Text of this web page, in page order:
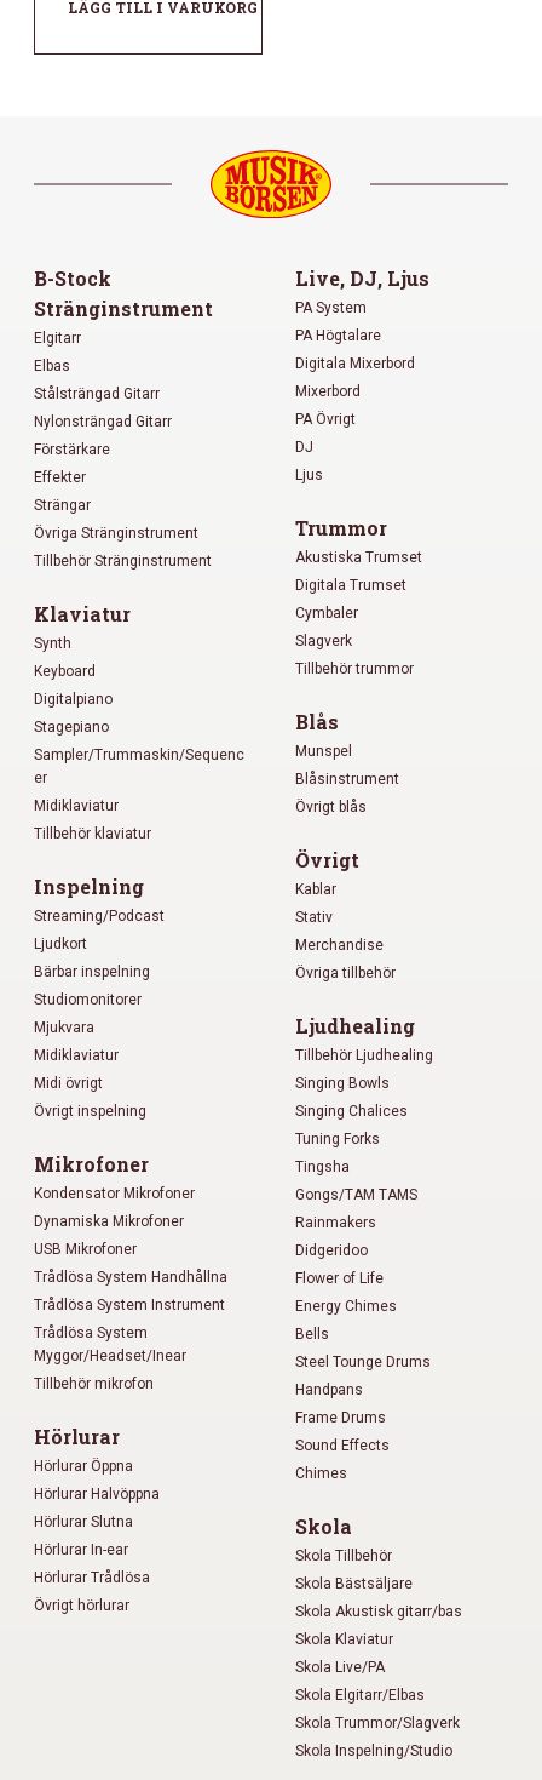
LÄGG TILL I VARUKORG
B-Stock
Stränginstrument
Elgitarr
Elbas
Stålsträngad Gitarr
Nylonsträngad Gitarr
Förstärkare
Effekter
Strängar
Övriga Stränginstrument
Tillbehör Stränginstrument
Klaviatur
Synth
Keyboard
Digitalpiano
Stagepiano
Sampler/Trummaskin/Sequenc
er
Midiklaviatur
Tillbehör klaviatur
Inspelning
Streaming/Podcast
Ljudkort
Bärbar inspelning
Studiomonitorer
Mjukvara
Midiklaviatur
Midi övrigt
Övrigt inspelning
Mikrofoner
Kondensator Mikrofoner
Dynamiska Mikrofoner
USB Mikrofoner
Trådlösa System Handhållna
Trådlösa System Instrument
Trådlösa System
Myggor/Headset/Inear
Tillbehör mikrofon
Hörlurar
Hörlurar Öppna
Hörlurar Halvöppna
Hörlurar Slutna
Hörlurar In-ear
Hörlurar Trådlösa
Övrigt hörlurar
Live, DJ, Ljus
PA System
PA Högtalare
Digitala Mixerbord
Mixerbord
PA Övrigt
DJ
Ljus
Trummor
Akustiska Trumset
Digitala Trumset
Cymbaler
Slagverk
Tillbehör trummor
Blås
Munspel
Blåsinstrument
Övrigt blås
Övrigt
Kablar
Stativ
Merchandise
Övriga tillbehör
Ljudhealing
Tillbehör Ljudhealing
Singing Bowls
Singing Chalices
Tuning Forks
Tingsha
Gongs/TAM TAMS
Rainmakers
Didgeridoo
Flower of Life
Energy Chimes
Bells
Steel Tounge Drums
Handpans
Frame Drums
Sound Effects
Chimes
Skola
Skola Tillbehör
Skola Bästsäljare
Skola Akustisk gitarr/bas
Skola Klaviatur
Skola Live/PA
Skola Elgitarr/Elbas
Skola Trummor/Slagverk
Skola Inspelning/Studio